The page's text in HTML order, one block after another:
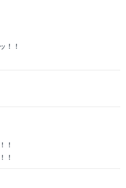
！！
！
！